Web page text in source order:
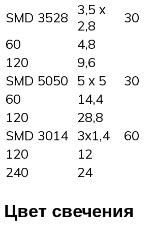
SMD 3528
3,5 х
2,8
30
60
4,8
120
9,6
SMD 5050
5 х 5 30
60
14,4
120
28,8
SMD 3014 3х1,4 60
120
12
240
24
Цвет свечения